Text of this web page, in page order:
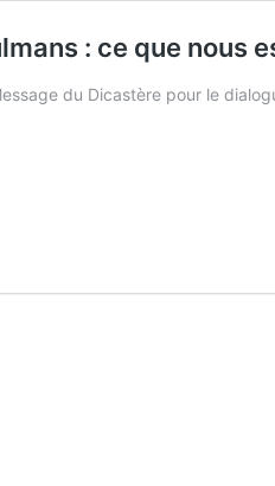
: ce que nous
du Dicastère pour le